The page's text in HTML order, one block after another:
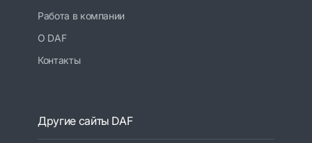
Работа в компании
О DAF
Контакты
Другие сайты DAF